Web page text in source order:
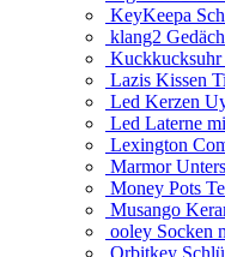
KeyKeepa
klang2
Kuckkucksuhr
Lazis Kissen
Led Kerzen
Led Laterne
Lexington
Marmor
Money Pots
Musango
ooley Socken
Orbitkey